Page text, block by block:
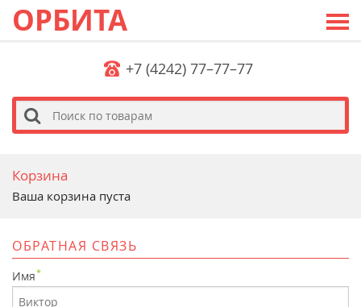
ОРБИТА
+7 (4242) 77–77–77
s
Корзина
Ваша корзина пуста
ОБРАТНАЯ СВЯЗЬ
Имя*